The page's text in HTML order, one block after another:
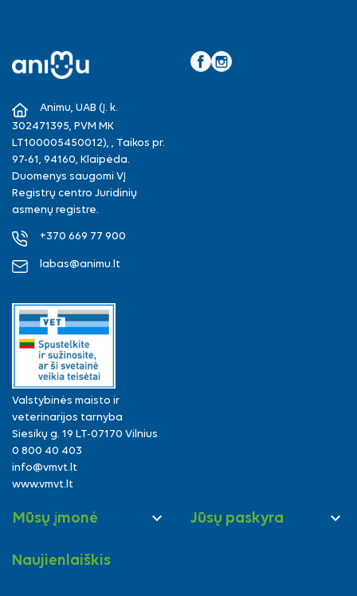
Animu, UAB (Į. k.
302471395, PVM MK
LT100005450012), , Taikos pr.
97-61, 94160, Klaipėda.
Duomenys saugomi VĮ
Registrų centro Juridinių
asmenų registre.
+370 669 77 900
labas@animu.lt
Valstybinės maisto ir
veterinarijos tarnyba
Siesikų g. 19 LT-07170 Vilnius
0 800 40 403
info@vmvt.lt
www.vmvt.lt
Mūsų įmonė  Jūsų paskyra 
Naujienlaiškis